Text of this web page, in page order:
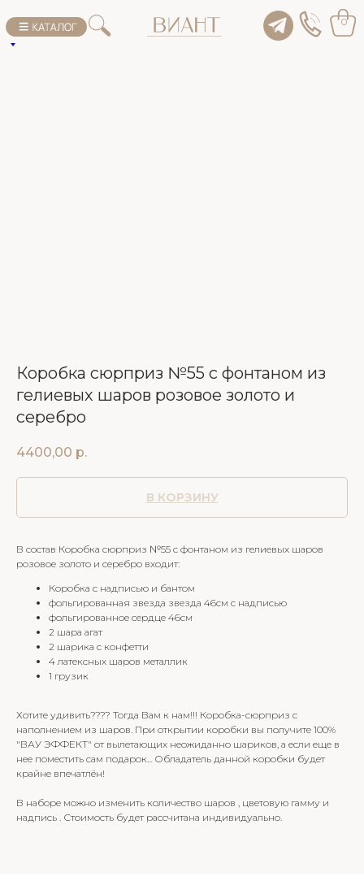
0
Коробка сюрприз №55 с фонтаном из
гелиевых шаров розовое золото и
серебро
4400,00 р.
В КОРЗИНУ
В состав Коробка сюрприз №55 с фонтаном из гелиевых шаров
розовое золото и серебро входит:
Коробка с надписью и бантом
фольгированная звезда звезда 46см с надписью
фольгированное сердце 46см
2 шара агат
2 шарика с конфетти
4 латексных шаров металлик
1 грузик
Хотите удивить???? Тогда Вам к нам!!! Коробка-сюрприз с
наполнением из шаров. При открытии коробки вы получите 100%
"ВАУ ЭФФЕКТ" от вылетающих неожиданно шариков, а если еще в
нее поместить сам подарок... Обладатель данной коробки будет
крайне впечатлён!
В наборе можно изменить количество шаров , цветовую гамму и
надпись . Стоимость будет рассчитана индивидуально.